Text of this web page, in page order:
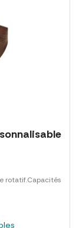
rotatif.Capacités